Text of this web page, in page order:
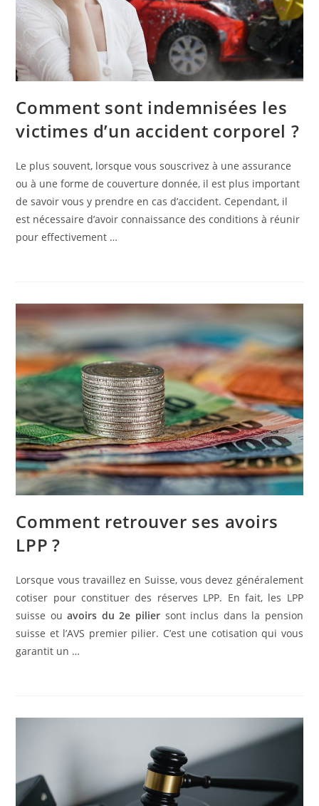
Comment sont indemnisées les
victimes d’un accident corporel ?
Le plus souvent, lorsque vous souscrivez à une assurance
ou à une forme de couverture donnée, il est plus important
de savoir vous y prendre en cas d’accident. Cependant, il
est nécessaire d’avoir connaissance des conditions à réunir
pour effectivement …
Comment retrouver ses avoirs
LPP ?
Lorsque vous travaillez en Suisse, vous devez généralement
cotiser pour constituer des réserves LPP. En fait, les LPP
suisse ouavoirs du 2e pilier sont inclus dans la pension
suisse et l’AVS premier pilier. C’est une cotisation qui vous
garantit un …